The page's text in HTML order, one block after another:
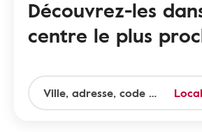
Découvrez-les
centre le plus